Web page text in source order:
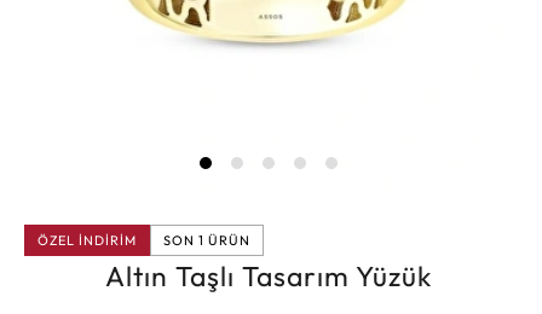
ÖZEL İNDİRİM SON 1 ÜRÜN
Altın Taşlı Tasarım Yüzük